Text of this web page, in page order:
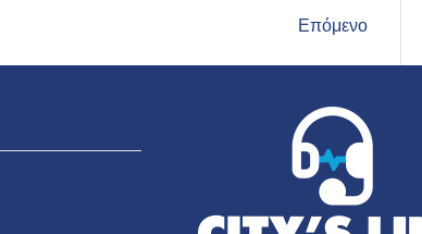
Επόμενο